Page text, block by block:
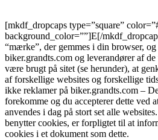
[mkdf_dropcaps type=”square”
background_color=””]E[/
“mærke”, der gemmes i din browser,
biker.grandts.com og leverandører af de
være brugt på sitet (se herunder), at
af forskellige websites og forskellige
ikke reklamer på biker.grandts.com –
forekomme og du accepterer dette ved
anvendes i dag på stort set alle
benytter cookies, er forpligtet til at
cookies i et dokument som dette.